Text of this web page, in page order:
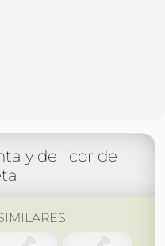
y de licor de